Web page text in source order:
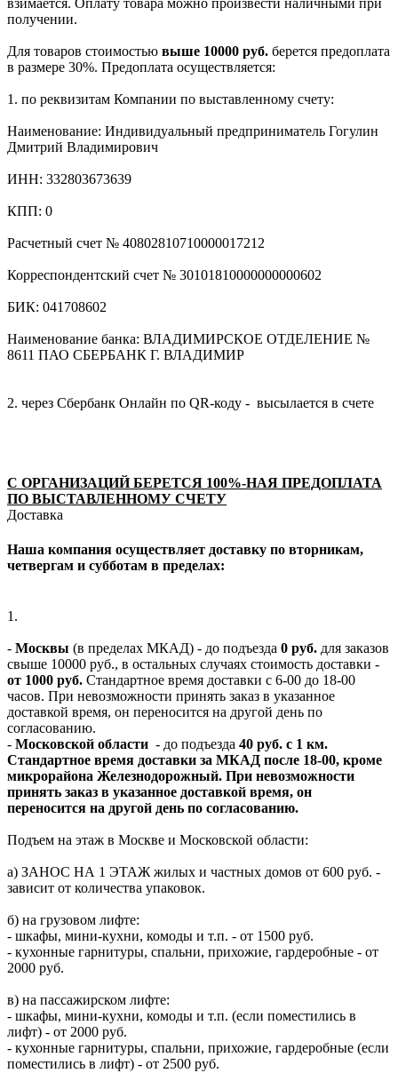
получении.
Для товаров стоимостью выше 10000 руб. берется предоплата
в размере 30%. Предоплата осуществляется:
1. по реквизитам Компании по выставленному счету:
Наименование: Индивидуальный предприниматель Гогулин
Дмитрий Владимирович
ИНН: 332803673639
КПП: 0
Расчетный счет № 40802810710000017212
Корреспондентский счет № 30101810000000000602
БИК: 041708602
Наименование банка: ВЛАДИМИРСКОЕ ОТДЕЛЕНИЕ №
8611 ПАО СБЕРБАНК Г. ВЛАДИМИР
2. через Сбербанк Онлайн по QR-коду - высылается в счете
С ОРГАНИЗАЦИЙ БЕРЕТСЯ 100%-НАЯ ПРЕДОПЛАТА
ПО ВЫСТАВЛЕННОМУ СЧЕТУ
Доставка
Наша компания осуществляет доставку по вторникам,
четвергам и субботам в пределах:
1.
- Москвы (в пределах МКАД) - до подъезда 0 руб. для заказов
свыше 10000 руб., в остальных случаях стоимость доставки -
от 1000 руб. Стандартное время доставки с 6-00 до 18-00
часов. При невозможности принять заказ в указанное
доставкой время, он переносится на другой день по
согласованию.
- Московской области - до подъезда 40 руб. с 1 км.
Стандартное время доставки за МКАД после 18-00, кроме
микрорайона Железнодорожный. При невозможности
принять заказ в указанное доставкой время, он
переносится на другой день по согласованию.
Подъем на этаж в Москве и Московской области:
а) ЗАНОС НА 1 ЭТАЖ жилых и частных домов от 600 руб. -
зависит от количества упаковок.
б) на грузовом лифте:
- шкафы, мини-кухни, комоды и т.п. - от 1500 руб.
- кухонные гарнитуры, спальни, прихожие, гардеробные - от
2000 руб.
в) на пассажирском лифте:
- шкафы, мини-кухни, комоды и т.п. (если поместились в
лифт) - от 2000 руб.
- кухонные гарнитуры, спальни, прихожие, гардеробные (если
поместились в лифт) - от 2500 руб.